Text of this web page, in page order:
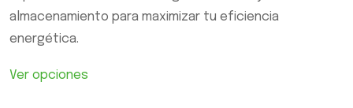
almacenamiento para maximizar tu eficiencia
energética.
Ver opciones